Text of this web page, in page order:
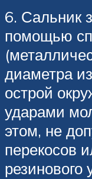
6. Сальник
помощью
диаметра
острой
ударами
этом, не
перекосов
резинового